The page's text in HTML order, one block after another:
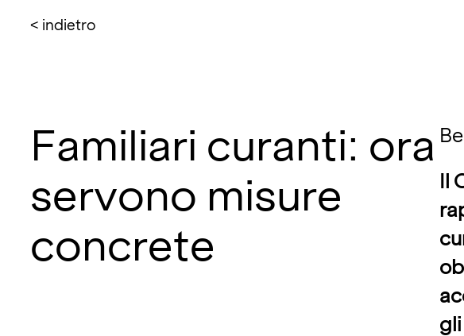
< indietro
Familiari curanti: ora
servono misure
concrete
Il